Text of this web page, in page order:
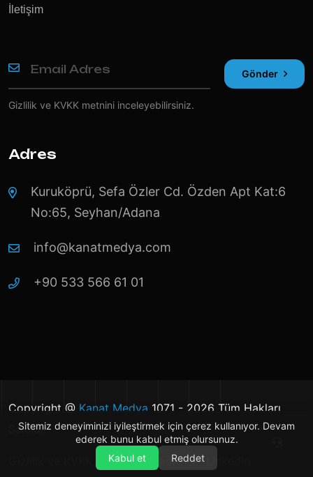
İletişim
Gönder
Gizlilik ve KVKK metnini inceleyebilirsiniz.
Adres
Kuruköprü, Sefa Özler Cd. Özden Apt Kat:6
No:65, Seyhan/Adana
info@kanatmedya.com
+90 533 566 61 01
Copyright @ Kanat Medya 1071 - 2026 Tüm Hakları
Saklıdır
Instagram
Sitemiz deneyiminizi iyileştirmek için çerez kullanıyor. Devam
ederek bunu kabul etmiş olursunuz.
Kabul et
Reddet